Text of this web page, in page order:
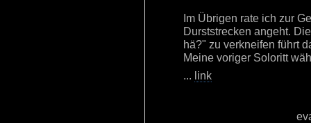
Im Übrigen rate ich zur
Durststrecken angeht.
hä?" zu verkneifen führt
Meine voriger Soloritt
... link